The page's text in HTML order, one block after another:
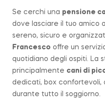
Se cerchi una pensione
dove lasciare il tuo amico
sereno, sicuro e
Francesco offre un
quotidiano degli ospiti. La
principalmente cani di
dedicati, box
durante tutto il soggiorno.